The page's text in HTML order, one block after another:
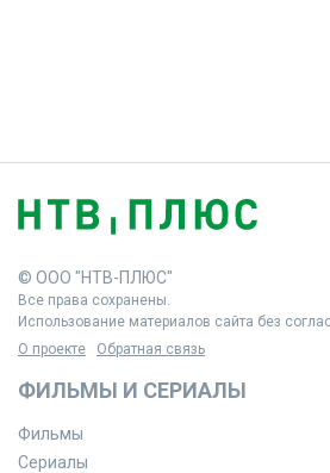
© ООО "НТВ-ПЛЮС"
Все права сохранены.
Использование материалов сайта без
О проекте
Обратная связь
ФИЛЬМЫ И СЕРИАЛЫ
Фильмы
Сериалы